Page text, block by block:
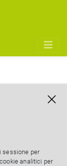
sessione per
analitici per